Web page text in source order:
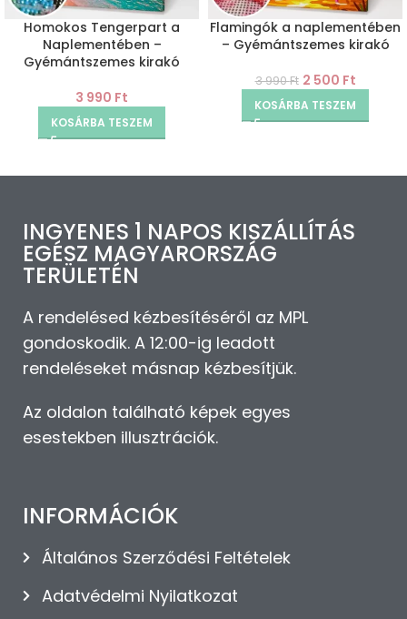
Homokos Tengerpart a
Naplementében –
Gyémántszemes kirakó
3 990 Ft
KOSÁRBA TESZEM
Flamingók a naplementében
– Gyémántszemes kirakó
3 990Ft 2 500 Ft
KOSÁRBA TESZEM
INGYENES 1 NAPOS KISZÁLLÍTÁS
EGÉSZ MAGYARORSZÁG
TERÜLETÉN
A rendelésed kézbesítéséről az MPL
gondoskodik. A 12:00-ig leadott
rendeléseket másnap kézbesítjük.
Az oldalon található képek egyes
esestekben illusztrációk.
INFORMÁCIÓK
Általános Szerződési Feltételek
Adatvédelmi Nyilatkozat